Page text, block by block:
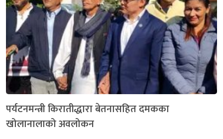
पर्यटनमन्त्री किरातीद्धारा बेतनासहित दमकका
खोलानालाको अवलोकन